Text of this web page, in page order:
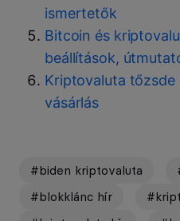
ismertetők
Bitcoin és
beállítások,
Kriptovaluta
vásárlás
#biden kriptovaluta
#blokklánc hír